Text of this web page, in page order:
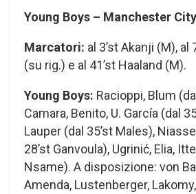
Young Boys – Manchester
Marcatori: al 3’st Akanji (M), al
(su rig.) e al 41’st Haaland (M).
Young Boys: Racioppi, Blum
Camara, Benito, U. García (dal
Lauper (dal 35’st Males),
28’st Ganvoula), Ugrinić, Elia,
Nsame). A disposizione: von
Amenda, Lustenberger,